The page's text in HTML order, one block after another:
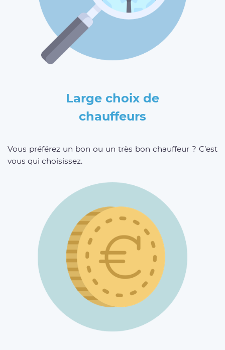
Large choix de
chauffeurs
Vous préférez un bon ou un très bon chauffeur ? C’est
vous qui choisissez.